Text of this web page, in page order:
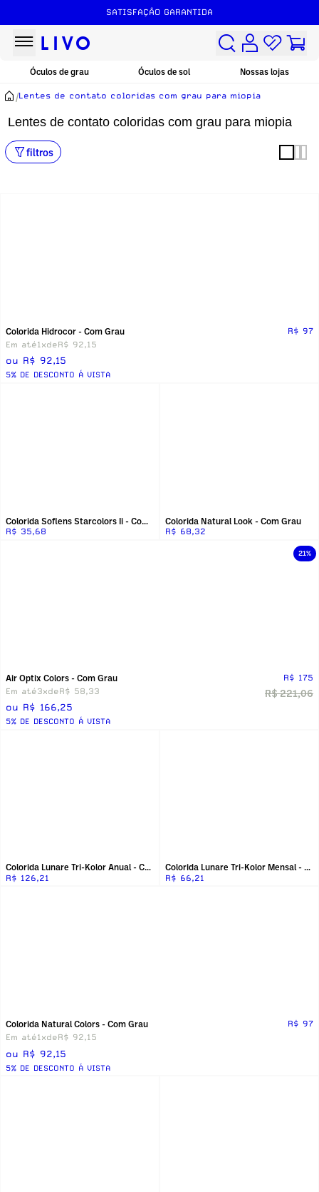
SATISFAÇÃO GARANTIDA
Óculos de grau Óculos de sol Nossas lojas
Lentes de contato coloridas com grau para miopia
/Lentes de contato coloridas com grau para miopia
filtros
Colorida Hidrocor - Com Grau
R$ 97
Em até1xdeR$ 92,15
ou R$ 92,15
5% DE DESCONTO Á VISTA
Colorida Soflens Starcolors Ii - Com Grau
R$ 35,68
Colorida Natural Look - Com Grau
R$ 68,32
21%
Air Optix Colors - Com Grau
R$ 175
Em até3xdeR$ 58,33
ou R$ 166,25
5% DE DESCONTO Á VISTA
R$ 221,06
Colorida Lunare Tri-Kolor Anual - Com Grau
R$ 126,21
Colorida Lunare Tri-Kolor Mensal - Com Grau
R$ 66,21
Colorida Natural Colors - Com Grau
R$ 97
Em até1xdeR$ 92,15
ou R$ 92,15
5% DE DESCONTO Á VISTA